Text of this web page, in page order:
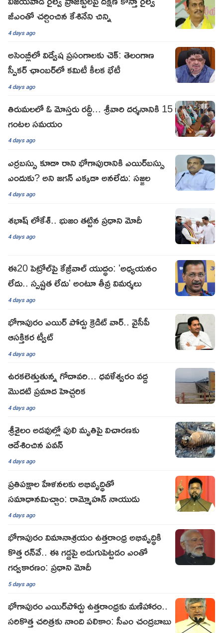
జీఎంతో చర్చించిన కేశినేని చిన్ని
4 days ago
అసెంబ్లీలో విద్వేష ప్రసంగాలకు చెక్: తెలంగాణ
స్పీకర్ ఛాంబర్‌లో కమిటీ కీలక భేటీ
4 days ago
తిరుమలలో ఓ మోస్తరు రద్దీ... శ్రీవారి దర్శనానికి 15
గంటల సమయం
4 days ago
ఎర్రబస్సు కూడా రాని భోగాపురానికి ఎయిర్‌బస్సు
ఎందుకు? అని జగన్ ఎక్కడా అనలేదు: సజ్జల
4 days ago
శభాష్ లోకేశ్.. భుజం తట్టిన ప్రధాని మోదీ
4 days ago
ఈ20 పెట్రోల్‌పై కేజ్రీవాల్ యుద్ధం: 'అధ్యయనం
లేదు.. స్పష్టత లేదు' అంటూ తీవ్ర విమర్శలు
4 days ago
భోగాపురం ఎయిర్ పోర్టు క్రెడిట్ వార్.. వైసీపీ
ఆసక్తికర ట్వీట్
4 days ago
ఉరకలెత్తుతున్న గోదావరి... ధవళేశ్వరం వద్ద
మొదటి ప్రమాద హెచ్చరిక
4 days ago
శ్రీశైలం అడవుల్లో పులి మృతిపై విచారణకు
ఆదేశించిన పవన్
4 days ago
ప్రతిపక్షాల హేళనలకు అభివృద్ధితో
సమాధానమిచ్చాం: రామ్మోహన్ నాయుడు
4 days ago
భోగాపురం విమానాశ్ర‌యం ఉత్తరాంధ్ర అభివృద్ధికి
కొత్త రన్‌వే.. ఈ గడ్డపై అడుగుపెట్టడం ఎంతో
గర్వకారణం: ప్రధాని మోదీ
5 days ago
భోగాపురం ఎయిర్‌పోర్టు ఉత్తరాంధ్రకు మణిహారం..
సరికొత్త చరిత్రకు నాంది పలికాం: సీఎం చంద్రబాబు